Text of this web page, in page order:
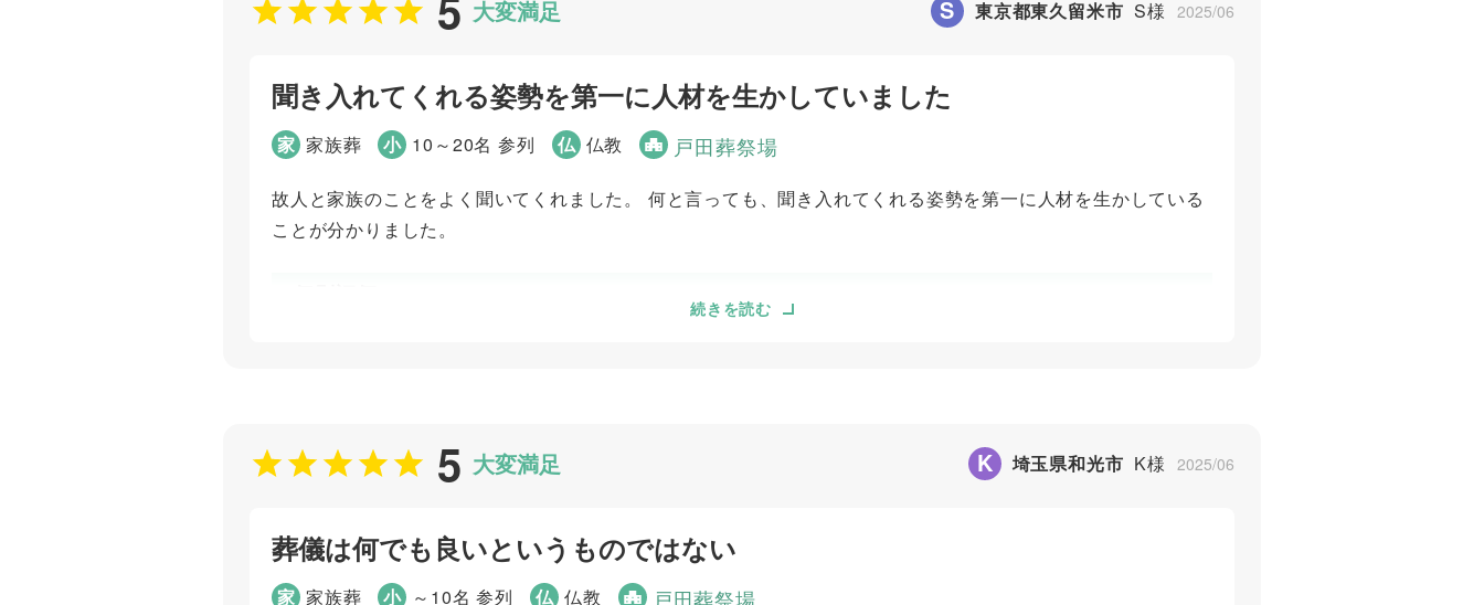
ご葬儀担当者
廣間 一生
大変満足 S 東京都東久留米市 S様 2025/06
聞き入れてくれる姿勢を第一に人材を生かしていました
家 家族葬 小 10～20名 参列 仏 仏教 戸田葬祭場
故人と家族のことをよく聞いてくれました。 何と言っても、聞き入れてくれる姿勢を第一に人材を生かしている
ことが分かりました。
平川 雅彦
続きを読む
5 大変満足 K 埼玉県和光市 K様 2025/06
葬儀は何でも良いというものではない
家 家族葬 小 ～10名 参列 仏 仏教 戸田葬祭場